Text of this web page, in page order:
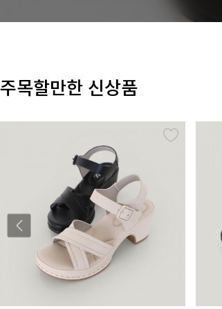
주목할만한 신상품